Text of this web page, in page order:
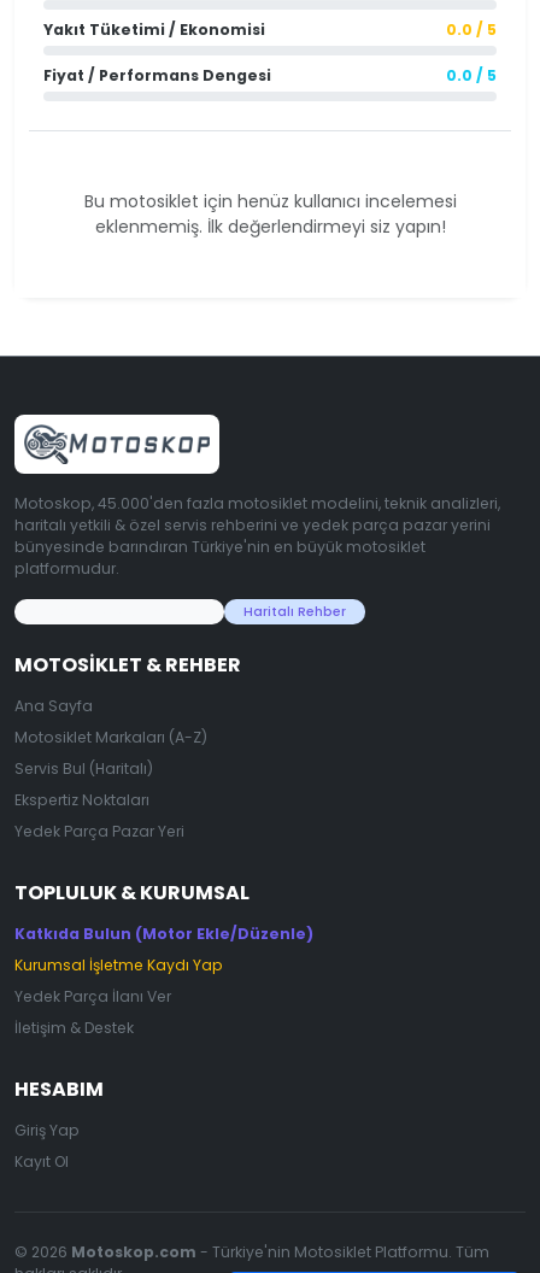
Yakıt Tüketimi / Ekonomisi 0.0 / 5
Fiyat / Performans Dengesi 0.0 / 5
Bu motosiklet için henüz kullanıcı incelemesi
eklenmemiş. İlk değerlendirmeyi siz yapın!
Motoskop, 45.000'den fazla motosiklet modelini, teknik analizleri,
haritalı yetkili & özel servis rehberini ve yedek parça pazar yerini
bünyesinde barındıran Türkiye'nin en büyük motosiklet
platformudur.
Haritalı Rehber
MOTOSIKLET & REHBER
Ana Sayfa
Motosiklet Markaları (A-Z)
Servis Bul (Haritalı)
Ekspertiz Noktaları
Yedek Parça Pazar Yeri
TOPLULUK & KURUMSAL
Katkıda Bulun (Motor Ekle/Düzenle)
Kurumsal İşletme Kaydı Yap
Yedek Parça İlanı Ver
İletişim & Destek
HESABIM
Giriş Yap
Kayıt Ol
© 2026 Motoskop.com - Türkiye'nin Motosiklet Platformu. Tüm